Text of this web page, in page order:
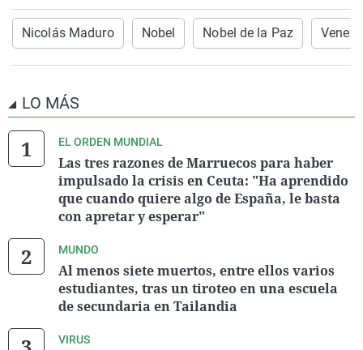
Nicolás Maduro Nobel Nobel de la Paz
LO MÁS
EL ORDEN MUNDIAL
Las tres razones de Marruecos para haber
impulsado la crisis en Ceuta: "Ha aprendido
que cuando quiere algo de España, le basta
con apretar y esperar"
MUNDO
Al menos siete muertos, entre ellos varios
estudiantes, tras un tiroteo en una escuela
de secundaria en Tailandia
VIRUS